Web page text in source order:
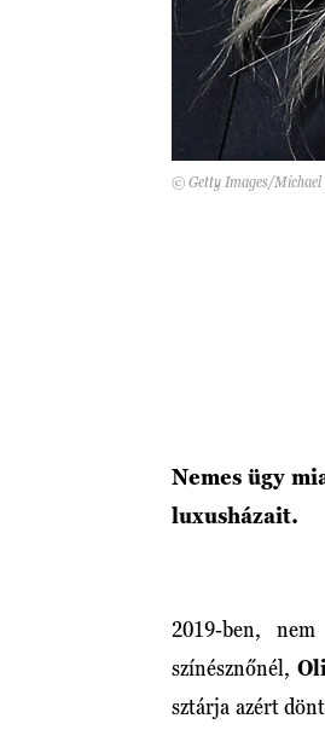
© Getty Images/Michael
Nemes ügy
luxusházait.
2019-ben,
színésznőnél,
sztárja azért